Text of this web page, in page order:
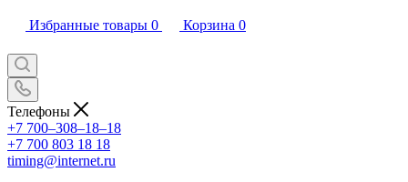
Избранные товары 0 Корзина 0
Телефоны
+7 700‒308‒18‒18
+7 700 803 18 18
timing@internet.ru